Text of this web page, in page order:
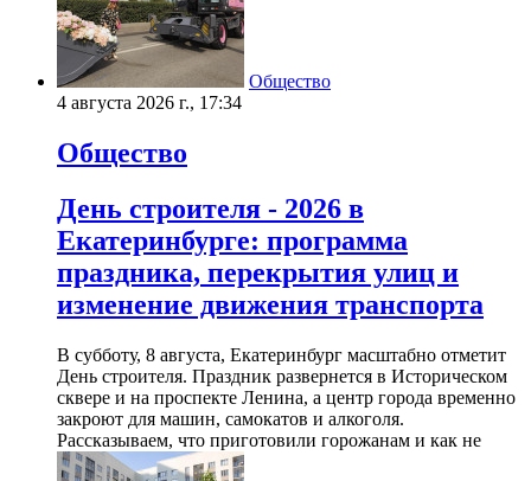
Общество
4 августа 2026 г., 17:34
Общество
День строителя - 2026 в
Екатеринбурге: программа
праздника, перекрытия улиц и
изменение движения транспорта
В субботу, 8 августа, Екатеринбург масштабно отметит
День строителя. Праздник развернется в Историческом
сквере и на проспекте Ленина, а центр города временно
закроют для машин, самокатов и алкоголя.
Рассказываем, что приготовили горожанам и как не